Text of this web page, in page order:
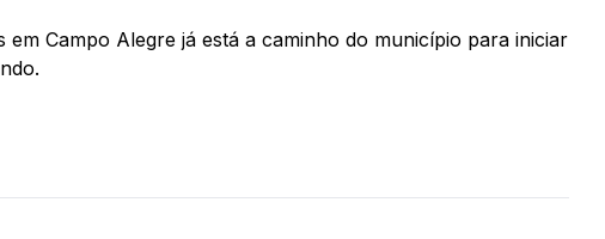
em Campo Alegre já está a caminho do município para iniciar